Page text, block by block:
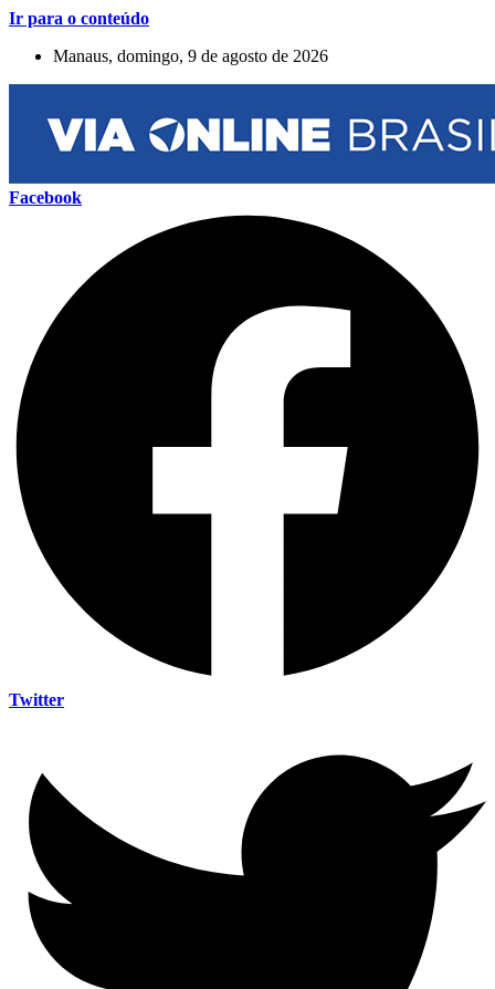
Ir para o conteúdo
Manaus, domingo, 9 de agosto de 2026
Facebook
Twitter